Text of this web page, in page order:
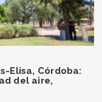
Elisa, Córdoba:
del aire,